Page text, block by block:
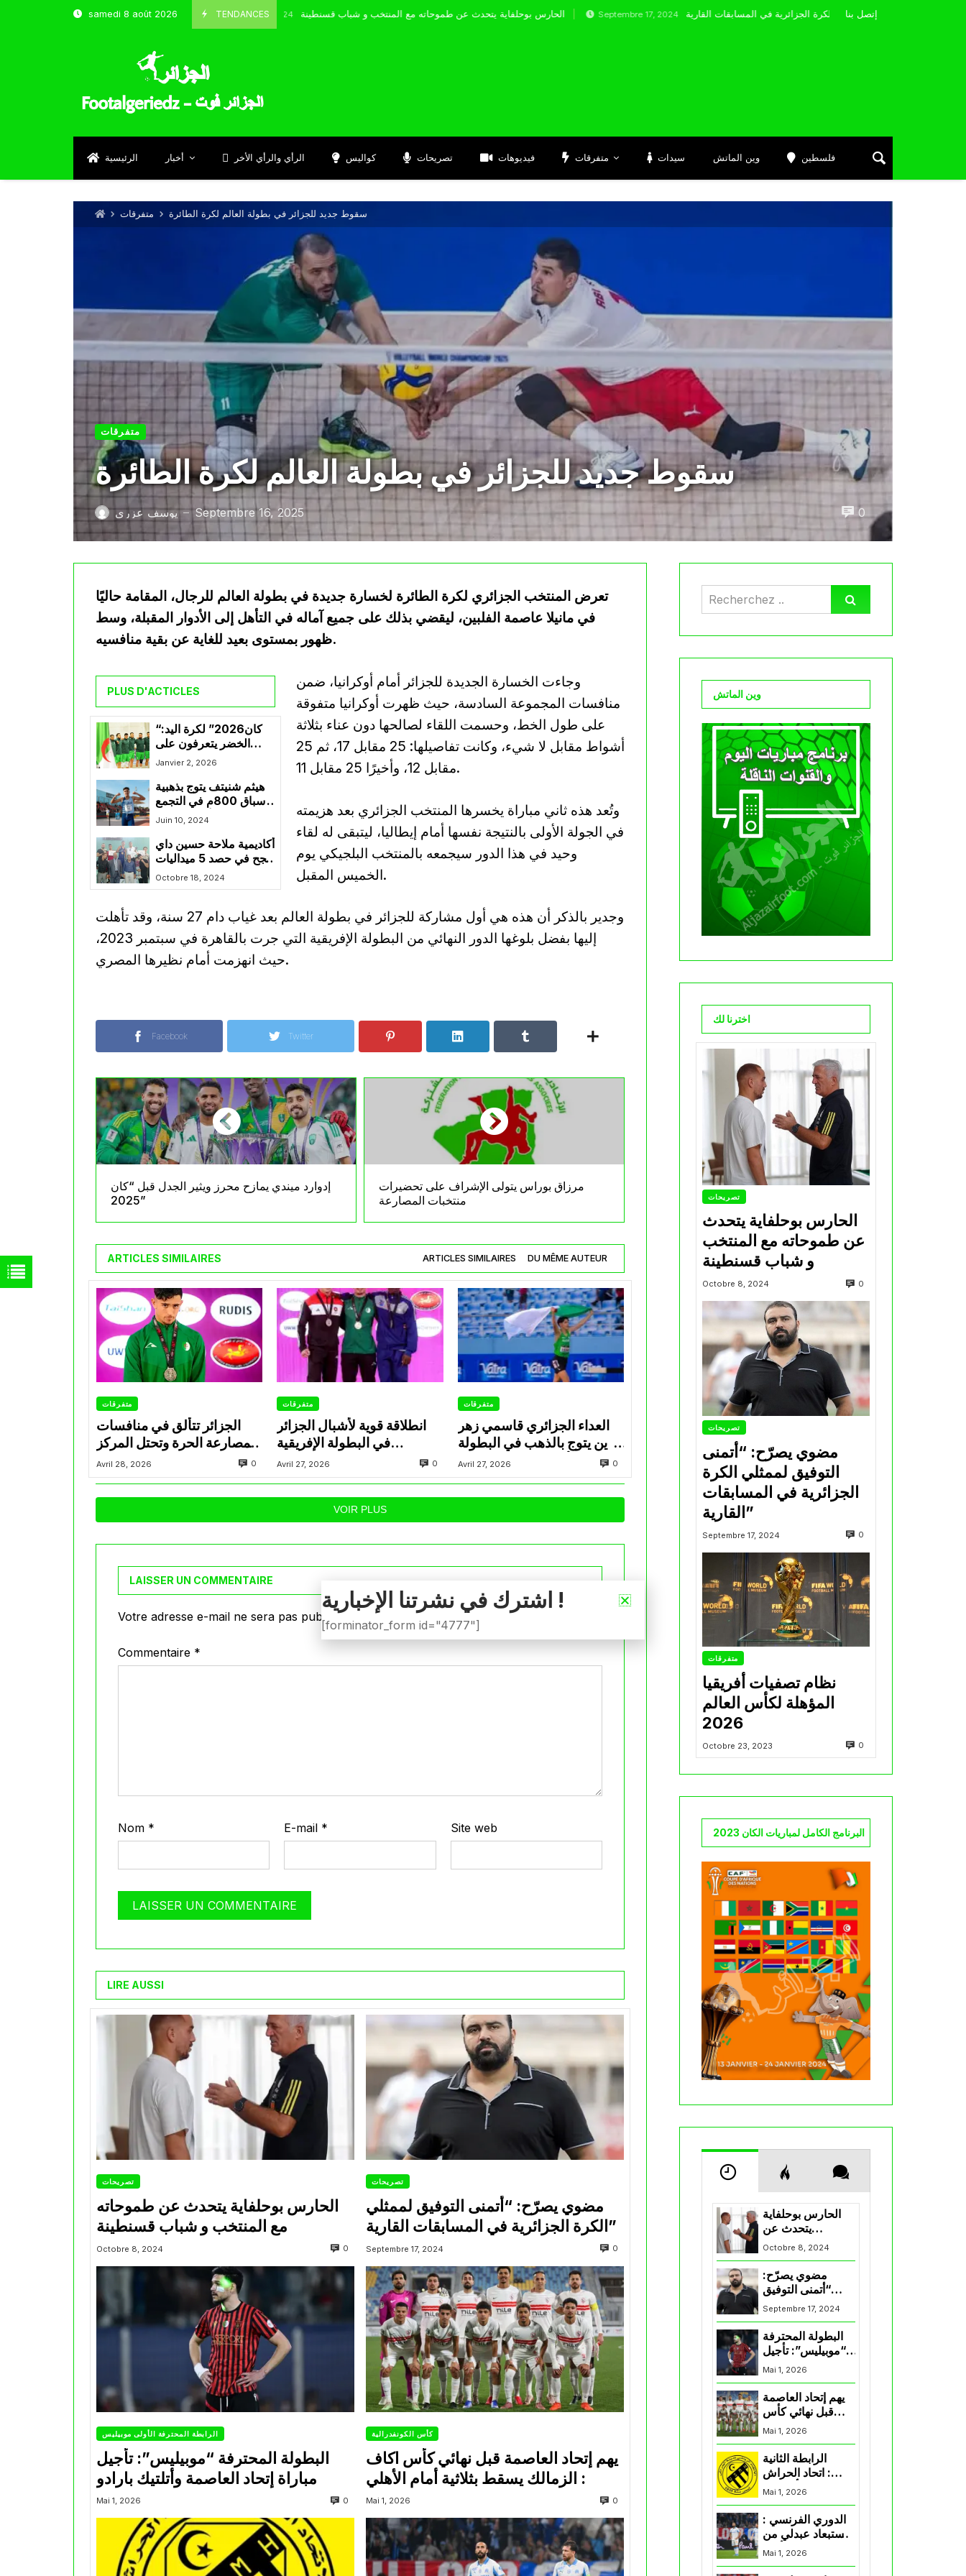
samedi 8 août 2026 TENDANCES
Octobre 8, 2024 الحارس بوحلفاية يتحدث عن طموحاته مع المنتخب و شباب قسنطينة Septembre 17, 2024 إتصل بنا
الرئيسية أخبار الرأي والرأي الأخر كواليس تصريحات فيديوهات متفرقات سيدات وين الماتش فلسطين
متفرقات سقوط جديد للجزائر في بطولة العالم لكرة الطائرة
متفرقات
سقوط جديد للجزائر في بطولة العالم لكرة الطائرة
يوسف عزري — Septembre 16, 2025 0
تعرض المنتخب الجزائري لكرة الطائرة لخسارة جديدة في بطولة العالم للرجال، المقامة حاليًا
في مانيلا عاصمة الفلبين، ليقضي بذلك على جميع آماله في التأهل إلى الأدوار المقبلة، وسط
ظهور بمستوى بعيد للغاية عن بقية منافسيه.
PLUS D'ACTICLES
“كان2026” لكرة اليد:
الخضر يتعرفون على
منافسيهم
Janvier 2, 2026
هيثم شنيتف يتوج بذهبية
سباق 800م في التجمع
الدولي لألعاب القوى
Juin 10, 2024
أكاديمية ملاحة حسين داي
تنجح في حصد 5 ميداليات
منها 4 ذهبية في نهائي
كأس الجمهورية للملاكمة
Octobre 18, 2024
وجاءت الخسارة الجديدة للجزائر أمام أوكرانيا، ضمن
منافسات المجموعة السادسة، حيث ظهرت أوكرانيا متفوقة
على طول الخط، وحسمت اللقاء لصالحها دون عناء بثلاثة
أشواط مقابل لا شيء، وكانت تفاصيلها: 25 مقابل 17، ثم 25
مقابل 12، وأخيرًا 25 مقابل 11.
وتُعد هذه ثاني مباراة يخسرها المنتخب الجزائري بعد هزيمته
في الجولة الأولى بالنتيجة نفسها أمام إيطاليا، ليتبقى له لقاء
وحيد في هذا الدور سيجمعه بالمنتخب البلجيكي يوم
الخميس المقبل.
وجدير بالذكر أن هذه هي أول مشاركة للجزائر في بطولة العالم بعد غياب دام 27 سنة، وقد تأهلت
إليها بفضل بلوغها الدور النهائي من البطولة الإفريقية التي جرت بالقاهرة في سبتمبر 2023،
حيث انهزمت أمام نظيرها المصري.
Facebook Twitter
إدوارد ميندي يمازح محرز ويثير الجدل قبل “كان
2025”
مرزاق بوراس يتولى الإشراف على تحضيرات
منتخبات المصارعة
ARTICLES SIMILAIRES ARTICLES SIMILAIRES DU MÊME AUTEUR
متفرقات
الجزائر تتألق في منافسات
المصارعة الحرة وتحتل المركز
الثاني في البطولة الإفريقية
U17
Avril 28, 2026 0
متفرقات
انطلاقة قوية لأشبال الجزائر
في البطولة الإفريقية
للمصارعة تحت 17 سنة
بالإسكندرية
Avril 27, 2026 0
متفرقات
العداء الجزائري قاسمي زهر
الدين يتوج بالذهب في البطولة
العربية لألعاب القوى للشباب
بتونس
Avril 27, 2026 0
VOIR PLUS
LAISSER UN COMMENTAIRE
Votre adresse e-mail ne sera pas publiée. Les champs obligatoires sont indiqués avec
Commentaire *
Nom * E-mail * Site web
LIRE AUSSI
تصريحات
الحارس بوحلفاية يتحدث عن طموحاته
مع المنتخب و شباب قسنطينة
Octobre 8, 2024 0
تصريحات
مضوي يصرّح: “أتمنى التوفيق لممثلي
الكرة الجزائرية في المسابقات القارية”
Septembre 17, 2024 0
الرابطة المحترفة الأولى موبيليس
البطولة المحترفة “موبيليس”: تأجيل
مباراة إتحاد العاصمة وأتلتيك بارادو
Mai 1, 2026 0
كأس الكونفدرالية
يهم إتحاد العاصمة قبل نهائي كأس اكاف
Mai 1, 2026 0
وين الماتش
اخترنا لك
تصريحات
الحارس بوحلفاية يتحدث
عن طموحاته مع المنتخب
و شباب قسنطينة
Octobre 8, 2024 0
تصريحات
مضوي يصرّح: “أتمنى
التوفيق لممثلي الكرة
الجزائرية في المسابقات
القارية”
Septembre 17, 2024 0
متفرقات
نظام تصفيات أفريقيا
المؤهلة لكأس العالم
2026
Octobre 23, 2023 0
البرنامج الكامل لمباريات الكان 2023
الحارس بوحلفاية
يتحدث عن
طموحاته مع
المنتخب و شباب
قسنطينة
Octobre 8, 2024
مضوي يصرّح:
“أتمنى التوفيق
لممثلي الكرة
الجزائرية في
Septembre 17, 2024
البطولة المحترفة
“موبيليس”: تأجيل
مباراة إتحاد
العاصمة وأتلتيك
بارادو
Mai 1, 2026
يهم إتحاد العاصمة
قبل نهائي كأس
اكاف : الزمالك
يسقط بثلاثية أمام
Mai 1, 2026
الرابطة الثانية
: اتحاد الحراش
يحسم التأهل إلى
“البلاي أوف”
Mai 1, 2026
الدوري الفرنسي :
استبعاد عبدلي من
قائمة مرسيليا أمام
Mai 1, 2026
اشترك في نشرتنا الإخبارية !
[forminator_form id="4777"]